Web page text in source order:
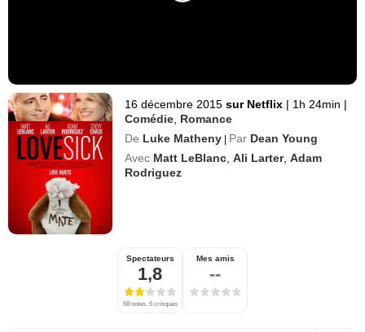
16 décembre 2015 sur Netflix | 1h 24min |
Comédie Romance
De Luke Matheny | Par Dean Young
Avec Matt LeBlanc ,Ali Larter,Adam
Rodriguez
Spectateurs
1,8
68 notes, 6 critiques
Mes amis
--